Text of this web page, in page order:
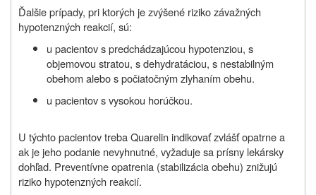
Ďalšie prípady, pri ktorých je zvýšené riziko závažných
hypotenzných reakcií, sú:
u pacientov s predchádzajúcou hypotenziou, s
objemovou stratou, s dehydratáciou, s nestabilným
obehom alebo s počiatočným zlyhaním obehu.
u pacientov s vysokou horúčkou.
U týchto pacientov treba Quarelin indikovať zvlášť opatrne a
ak je jeho podanie nevyhnutné, vyžaduje sa prísny lekársky
dohľad. Preventívne opatrenia (stabilizácia obehu) znižujú
riziko hypotenzných reakcií.